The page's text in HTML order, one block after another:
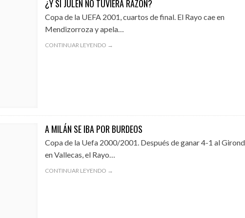
¿Y SI JULEN NO TUVIERA RAZÓN?
Copa de la UEFA 2001, cuartos de final. El Rayo cae en
Mendizorroza y apela…
CONTINUAR LEYENDO →
A MILÁN SE IBA POR BURDEOS
Copa de la Uefa 2000/2001. Después de ganar 4-1 al
en Vallecas, el Rayo…
CONTINUAR LEYENDO →